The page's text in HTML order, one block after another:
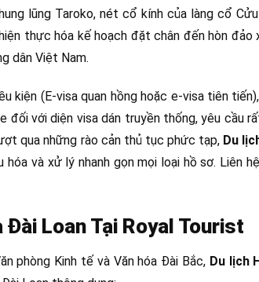
lũng Taroko, nét cổ kính của làng cổ
thực hóa kế hoạch đặt chân đến hòn đảo
dân Việt Nam.
kiện (E-visa quan hồng hoặc e-visa tiên
đối với diện visa dán truyền thống, yêu cầu
qua những rào cản thủ tục phức tạp, Du
và xử lý nhanh gọn mọi loại hồ sơ. Liên
Đài Loan Tại Royal Tourist
phòng Kinh tế và Văn hóa Đài Bắc, Du lịch